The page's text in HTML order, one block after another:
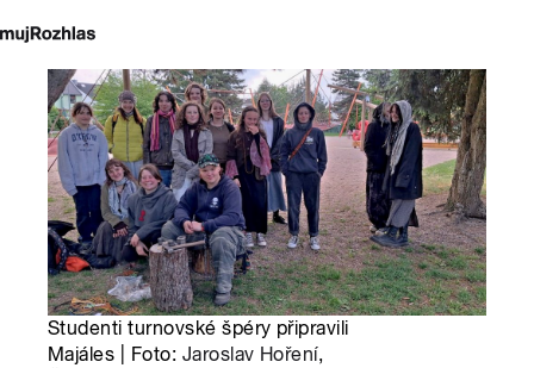
Studenti turnovské špéry připravili
Majáles | Foto: Jaroslav Hoření,